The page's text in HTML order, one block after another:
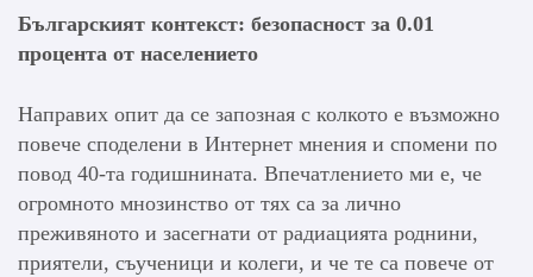
Българският контекст: безопасност за 0.01
процента от населението
Направих опит да се запозная с колкото е възможно
повече споделени в Интернет мнения и спомени по
повод 40-та годишнината. Впечатлението ми е, че
огромното мнозинство от тях са за лично
преживяното и засегнати от радиацията роднини,
приятели, съученици и колеги, и че те са повече от